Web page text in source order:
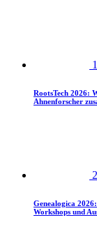
1
RootsTech 2026:
Ahnenforscher
2
Genealogica
Workshops und